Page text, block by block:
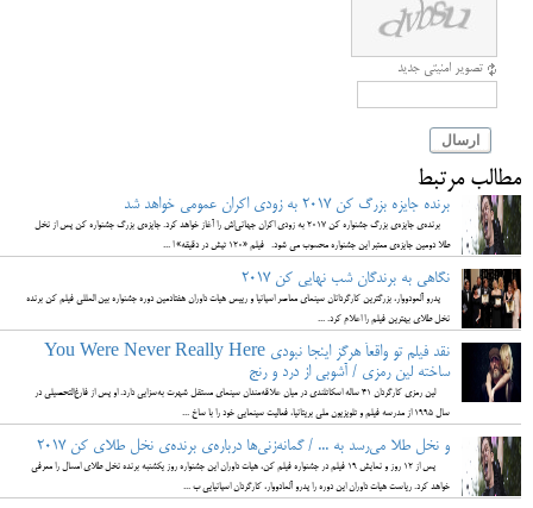
تصویر امنیتی جدید
ارسال
مطالب مرتبط
برنده جایزه بزرگ کن 2017 به زودی اکران عمومی خواهد شد
برنده‌ی جایزه‌ی بزرگ جشنواره کن 2017 به زودی اکران جهانی‌اش را آغاز خواهد کرد. جایزه‌ی بزرگ جشنواره کن پس از نخل
طلا دومین جایزه‌ی معتبر این جشنواره محسوب می شود. فیلم «۱۲۰ تپش در دقیقه» ا ...
نگاهی به برندگان شب نهایی کن 2017
پدرو آلمودووار، بزرگترین کارگردانان سینمای معاصر اسپانیا و رییس هیات داوران هفتادمین دوره جشنواره بین المللی فیلم کن برنده
نخل طلای بهترین فیلم را اعلام کرد. ...
نقد فیلم تو واقعاً هرگز اینجا نبودی You Were Never Really Here
ساخته لین رمزی / آشوبی از درد و رنج
لین رمزی کارگردان 41 ساله اسکاتلندی در میان علاقه‌مندان سینمای مستقل شهرت به‌سزایی دارد. او پس از فارغ‌التحصیلی در
سال 1995 از مدرسه فیلم و تلویزیون ملی بریتانیا، فعالیت سینمایی خود را با ساخ ...
و نخل طلا می‌رسد به ... / گمانه‌زنی‌ها درباره‌ی برنده‌ی نخل طلای کن 2017
پس از ۱۲ روز و نمایش ۱۹ فیلم در جشنواره فیلم کن، هیات داوران این جشنواره روز یکشنبه برنده نخل طلای امسال را معرفی
خواهد کرد. ریاست هیات داوران این دوره را پدرو آلمادووار، کارگردان اسپانیایی ب ...